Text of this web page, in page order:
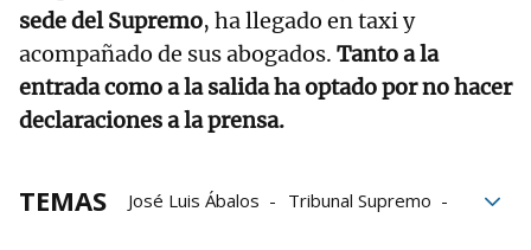
sede del Supremo, ha llegado en taxi y
acompañado de sus abogados. Tanto a la
entrada como a la salida ha optado por no hacer
declaraciones a la prensa.
TEMAS José Luis Ábalos
Tribunal Supremo